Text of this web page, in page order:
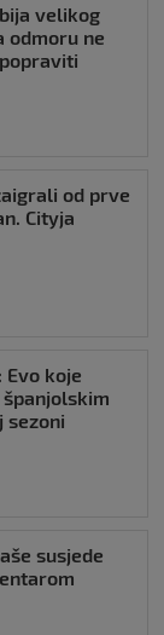
velikog
odmoru ne
od prve
Cityja
Evo koje
sezoni
susjede